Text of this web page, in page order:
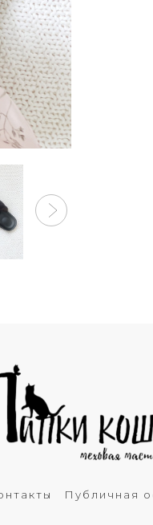
Публичная